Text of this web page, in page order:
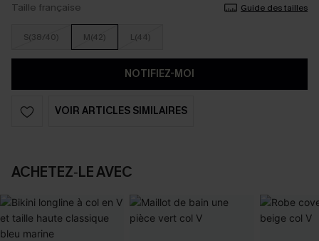
Taille française Guide des tailles
S(38/40) M(42) L(44)
NOTIFIEZ-MOI
VOIR ARTICLES SIMILAIRES
ACHETEZ‑LE AVEC